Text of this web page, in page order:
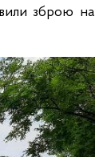
зброю на